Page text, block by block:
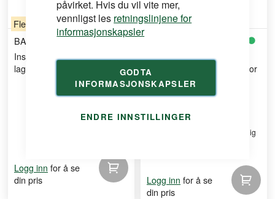
påvirket. Hvis du vil vite mer,
vennligst les retningslinjene for
informasjonskapsler
GODTA
INFORMASJONSKAPSLER
ENDRE INNSTILLINGER
Flere varianter
BAC
Inspeksjonsluke push-up 1
lag gips 12mm
Logg inn for å se
din pris
Flere varianter
Inspeksjonsluke Push Up for
2 Lags Gips
"Usynlige luka" - Den kan nemlig
Logg inn for å se
din pris